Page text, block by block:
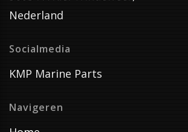
Nederland
Socialmedia
KMP Marine Parts
Navigeren